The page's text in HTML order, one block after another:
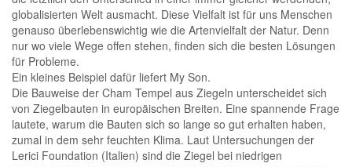
globalisierten Welt ausmacht. Diese Vielfalt ist für uns Menschen
genauso überlebenswichtig wie die Artenvielfalt der Natur. Denn
nur wo viele Wege offen stehen, finden sich die besten Lösungen
für Probleme.
Ein kleines Beispiel dafür liefert My Son.
Die Bauweise der Cham Tempel aus Ziegeln unterscheidet sich
von Ziegelbauten in europäischen Breiten. Eine spannende Frage
lautete, warum die Bauten sich so lange so gut erhalten haben,
zumal in dem sehr feuchten Klima. Laut Untersuchungen der
Lerici Foundation (Italien) sind die Ziegel bei niedrigen